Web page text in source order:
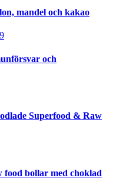
mandel och kakao
och
Superfood & Raw
food bollar med choklad